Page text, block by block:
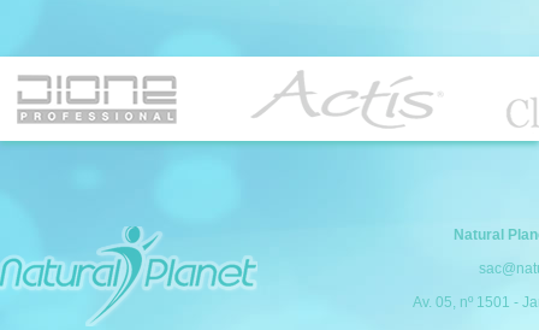
Natural
Av. 05, nº 1501 -